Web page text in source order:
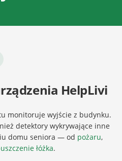
HelpLivi
monitoruje wyjście z budynku.
detektory wykrywające inne
domu seniora — od pożaru,
łóżka.